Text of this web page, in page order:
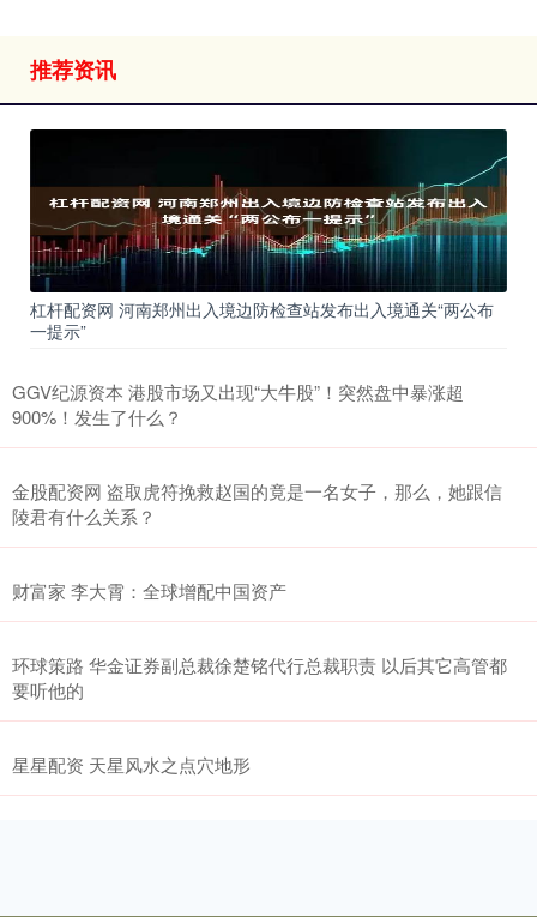
推荐资讯
杠杆配资网 河南郑州出入境边防检查站发布出入境通关“两公布
一提示”
GGV纪源资本 港股市场又出现“大牛股”！突然盘中暴涨超
900%！发生了什么？
金股配资网 盗取虎符挽救赵国的竟是一名女子，那么，她跟信
陵君有什么关系？
财富家 李大霄：全球增配中国资产
环球策路 华金证券副总裁徐楚铭代行总裁职责 以后其它高管都
要听他的
星星配资 天星风水之点穴地形